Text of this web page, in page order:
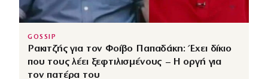
GOSSIP
Ρακιτζής για τον Φοίβο Παπαδάκη: Έχει δίκιο
που τους λέει ξεφτιλισμένους – Η οργή για
τον πατέρα του